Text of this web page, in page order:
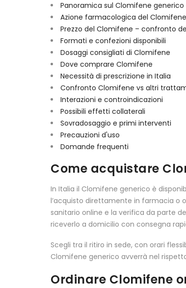
Panoramica sul Clomifene generico
Azione farmacologica del Clomifene
Prezzo del Clomifene – confronto
Formati e confezioni disponibili
Dosaggi consigliati di Clomifene
Dove comprare Clomifene
Necessità di prescrizione in Italia
Confronto Clomifene vs altri
Interazioni e controindicazioni
Possibili effetti collaterali
Sovradosaggio e primi interventi
Precauzioni d'uso
Domande frequenti
Come acquistare
In Italia il Clomifene generico è
l’acquisto direttamente in farmacia o
sanitario online e la verifica da parte
riceverlo a domicilio con consegna
Scegli tra il ritiro in sede, con orari
Clomifene generico avverrà nel
Ordinare Clomifene